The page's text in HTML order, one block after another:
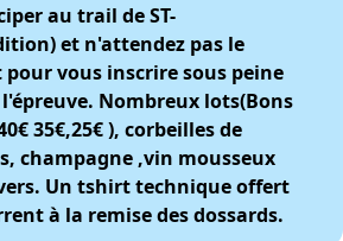
au trail de ST-
et n'attendez pas le
vous inscrire sous peine
Nombreux lots(Bons
35€,25€ ), corbeilles de
champagne ,vin mousseux
Un tshirt technique offert
à la remise des dossards.